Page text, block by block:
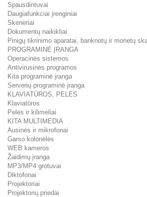
Spausdintuvai
Daugiafunkciai įrenginiai
Skeneriai
Dokumentų naikikliai
Pinigų tikrinimo aparatai, banknotų ir monetų
PROGRAMINĖ ĮRANGA
Operacinės sistemos
Antivirusinės programos
Kita programinė įranga
Serverių programinė įranga
KLAVIATŪROS, PELĖS
Klaviatūros
Pelės ir kilimėliai
KITA MULTIMEDIA
Ausinės ir mikrofonai
Garso kolonėlės
WEB kameros
Žaidimų įranga
MP3/MP4 grotuvai
Diktofonai
Projektoriai
Projektorių priedai